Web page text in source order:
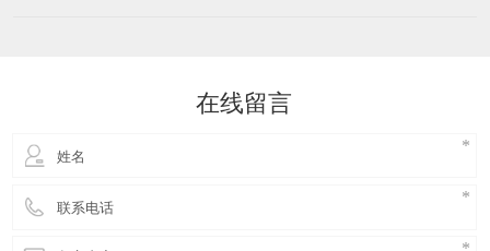
纤板行业的经济发在线留言